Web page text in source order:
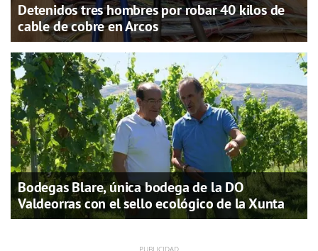
Detenidos tres hombres por robar 40 kilos de
cable de cobre en Arcos
Bodegas Blare, única bodega de la DO
Valdeorras con el sello ecológico de la Xunta